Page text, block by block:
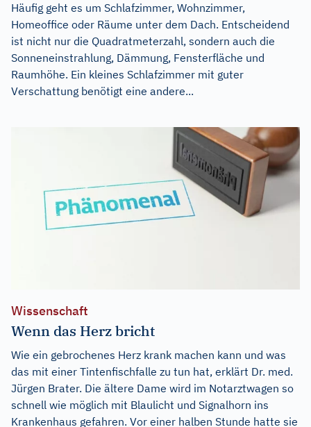
Häufig geht es um Schlafzimmer, Wohnzimmer,
Homeoffice oder Räume unter dem Dach. Entscheidend
ist nicht nur die Quadratmeterzahl, sondern auch die
Sonneneinstrahlung, Dämmung, Fensterfläche und
Raumhöhe. Ein kleines Schlafzimmer mit guter
Verschattung benötigt eine andere...
Wissenschaft
Wenn das Herz bricht
Wie ein gebrochenes Herz krank machen kann und was
das mit einer Tintenfischfalle zu tun hat, erklärt Dr. med.
Jürgen Brater. Die ältere Dame wird im Notarztwagen so
schnell wie möglich mit Blaulicht und Signalhorn ins
Krankenhaus gefahren. Vor einer halben Stunde hatte sie